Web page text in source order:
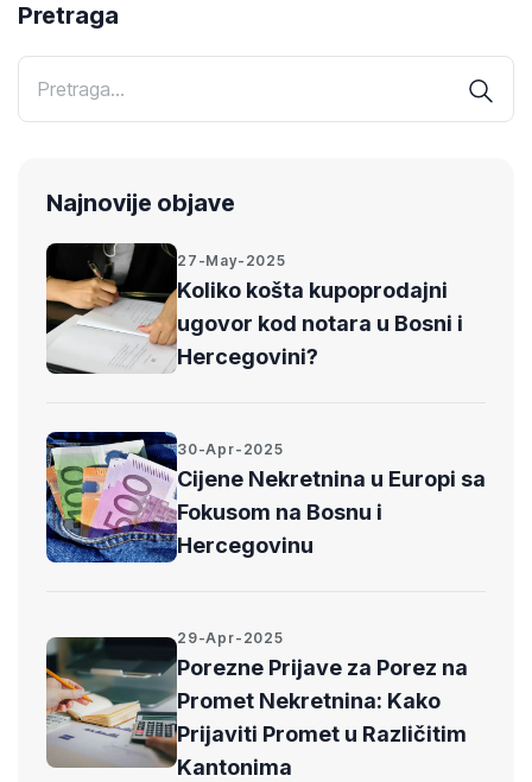
Pretraga
Najnovije objave
27-May-2025
Koliko košta kupoprodajni
ugovor kod notara u Bosni i
Hercegovini?
30-Apr-2025
Cijene Nekretnina u Europi sa
Fokusom na Bosnu i
Hercegovinu
29-Apr-2025
Porezne Prijave za Porez na
Promet Nekretnina: Kako
Prijaviti Promet u Različitim
Kantonima